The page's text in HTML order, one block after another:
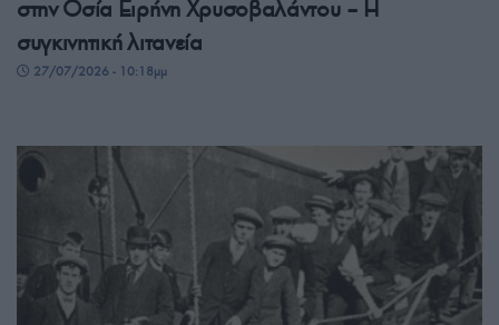
στην Οσία Ειρήνη Χρυσοβαλάντου – Η
συγκινητική λιτανεία
27/07/2026 - 10:18μμ